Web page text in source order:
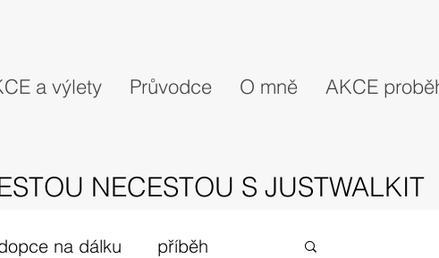
a výlety Průvodce O mně AKCE
NECESTOU S JUSTWALKIT
na dálku příběh